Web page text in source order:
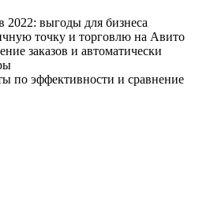
выгоды для бизнеса
точку и торговлю на Авито
заказов и автоматически
по эффективности и сравнение